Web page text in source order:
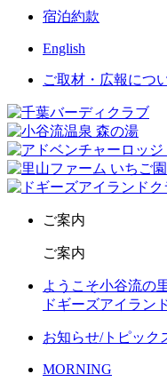
宿泊約款
English
ご取材・広報につ
ご案内
ご案内
ようこそ小谷流の
ドギーズアイラン
お知らせ/トピック
MORNING